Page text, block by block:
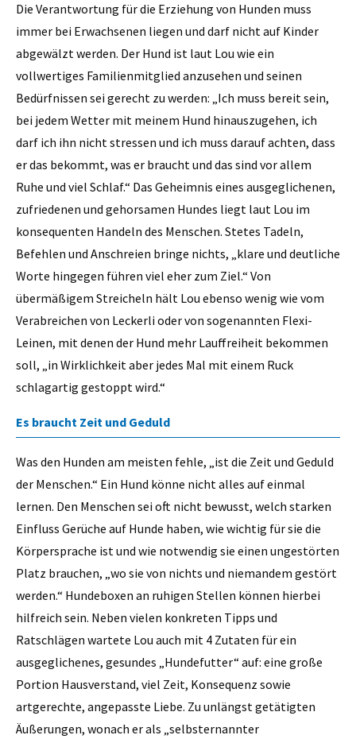
Die Verantwortung für die Erziehung von Hunden muss
immer bei Erwachsenen liegen und darf nicht auf Kinder
abgewälzt werden. Der Hund ist laut Lou wie ein
vollwertiges Familienmitglied anzusehen und seinen
Bedürfnissen sei gerecht zu werden: „Ich muss bereit sein,
bei jedem Wetter mit meinem Hund hinauszugehen, ich
darf ich ihn nicht stressen und ich muss darauf achten, dass
er das bekommt, was er braucht und das sind vor allem
Ruhe und viel Schlaf.“ Das Geheimnis eines ausgeglichenen,
zufriedenen und gehorsamen Hundes liegt laut Lou im
konsequenten Handeln des Menschen. Stetes Tadeln,
Befehlen und Anschreien bringe nichts, „klare und deutliche
Worte hingegen führen viel eher zum Ziel.“ Von
übermäßigem Streicheln hält Lou ebenso wenig wie vom
Verabreichen von Leckerli oder von sogenannten Flexi-
Leinen, mit denen der Hund mehr Lauffreiheit bekommen
soll, „in Wirklichkeit aber jedes Mal mit einem Ruck
schlagartig gestoppt wird.“
Es braucht Zeit und Geduld
Was den Hunden am meisten fehle, „ist die Zeit und Geduld
der Menschen.“ Ein Hund könne nicht alles auf einmal
lernen. Den Menschen sei oft nicht bewusst, welch starken
Einfluss Gerüche auf Hunde haben, wie wichtig für sie die
Körpersprache ist und wie notwendig sie einen ungestörten
Platz brauchen, „wo sie von nichts und niemandem gestört
werden.“ Hundeboxen an ruhigen Stellen können hierbei
hilfreich sein. Neben vielen konkreten Tipps und
Ratschlägen wartete Lou auch mit 4 Zutaten für ein
ausgeglichenes, gesundes „Hundefutter“ auf: eine große
Portion Hausverstand, viel Zeit, Konsequenz sowie
artgerechte, angepasste Liebe. Zu unlängst getätigten
Äußerungen, wonach er als „selbsternannter